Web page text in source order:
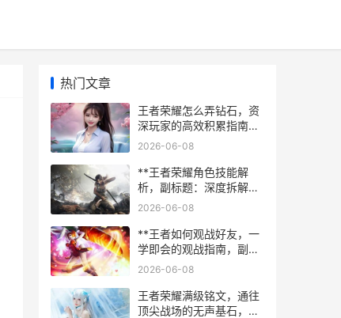
热门文章
王者荣耀怎么弄钻石，资
深玩家的高效积累指南副
标题，钻石获取全攻略与
2026-06-08
**王者荣耀角色技能解
析，副标题：深度拆解技
能设计的博弈艺术**
2026-06-08
**王者如何观战好友，一
学即会的观战指南，副标
题：洞察战局与提升技巧
2026-06-08
王者荣耀满级铭文，通往
顶尖战场的无声基石，副